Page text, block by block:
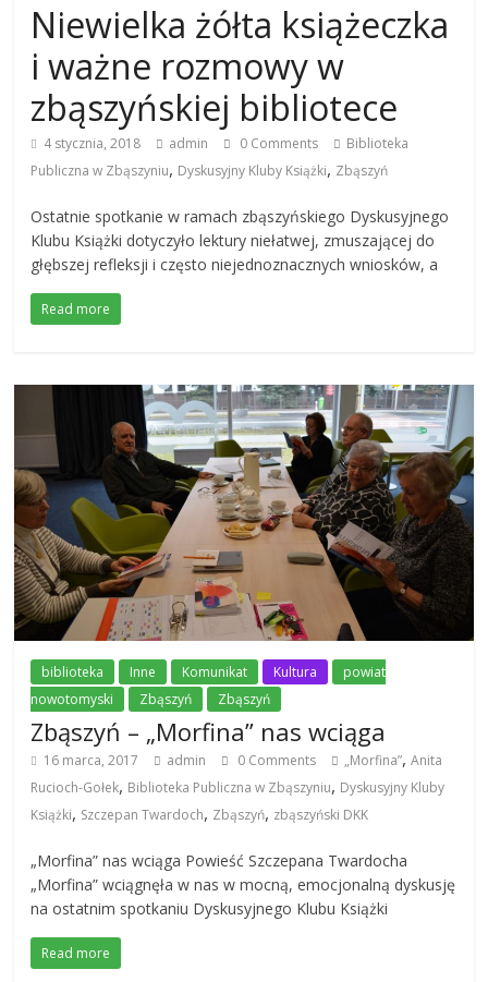
Niewielka żółta książeczka
i ważne rozmowy w
zbąszyńskiej bibliotece
4 stycznia, 2018 admin 0 Comments
Biblioteka
Publiczna w Zbąszyniu, Dyskusyjny Kluby Książki, Zbąszyń
Ostatnie spotkanie w ramach zbąszyńskiego Dyskusyjnego
Klubu Książki dotyczyło lektury niełatwej, zmuszającej do
głębszej refleksji i często niejednoznacznych wniosków, a
Read more
biblioteka Inne Komunikat Kultura
powiat
nowotomyski
Zbąszyń Zbąszyń
Zbąszyń – „Morfina” nas wciąga
16 marca, 2017 admin 0 Comments „Morfina”,Anita
Rucioch-Gołek, Biblioteka Publiczna w Zbąszyniu, Dyskusyjny Kluby
Książki, Szczepan Twardoch, Zbąszyń, zbąszyński DKK
„Morfina” nas wciąga Powieść Szczepana Twardocha
„Morfina” wciągnęła w nas w mocną, emocjonalną dyskusję
na ostatnim spotkaniu Dyskusyjnego Klubu Książki
Read more